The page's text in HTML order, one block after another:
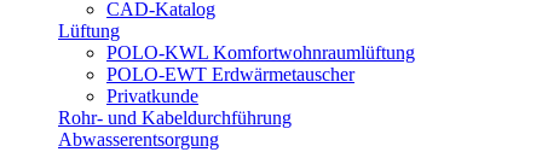
CAD-Katalog
Lüftung
POLO-KWL Komfortwohnraumlüftung
POLO-EWT Erdwärmetauscher
Privatkunde
Rohr- und Kabeldurchführung
Abwasserentsorgung